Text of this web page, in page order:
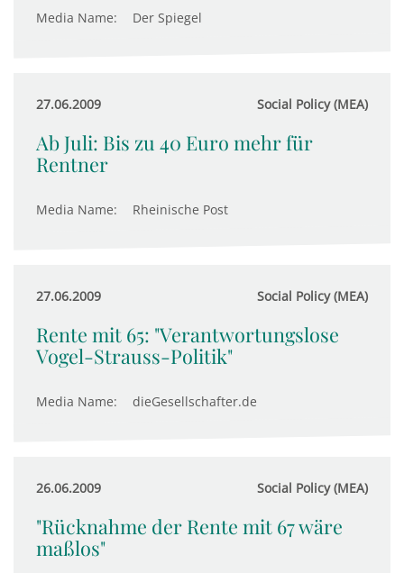
Media Name: Der Spiegel
27.06.2009 Social Policy (MEA)
Ab Juli: Bis zu 40 Euro mehr für
Rentner
Media Name: Rheinische Post
27.06.2009 Social Policy (MEA)
Rente mit 65: "Verantwortungslose
Vogel-Strauss-Politik"
Media Name: dieGesellschafter.de
26.06.2009 Social Policy (MEA)
"Rücknahme der Rente mit 67 wäre
maßlos"